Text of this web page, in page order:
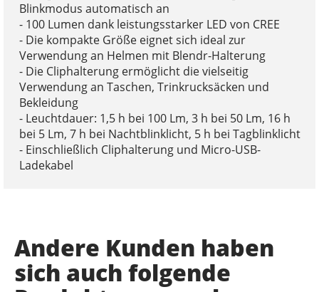
Blinkmodus automatisch an
- 100 Lumen dank leistungsstarker LED von CREE
- Die kompakte Größe eignet sich ideal zur
Verwendung an Helmen mit Blendr-Halterung
- Die Cliphalterung ermöglicht die vielseitig
Verwendung an Taschen, Trinkrucksäcken und
Bekleidung
- Leuchtdauer: 1,5 h bei 100 Lm, 3 h bei 50 Lm, 16 h
bei 5 Lm, 7 h bei Nachtblinklicht, 5 h bei Tagblinklicht
- Einschließlich Cliphalterung und Micro-USB-
Ladekabel
Andere Kunden haben
sich auch folgende